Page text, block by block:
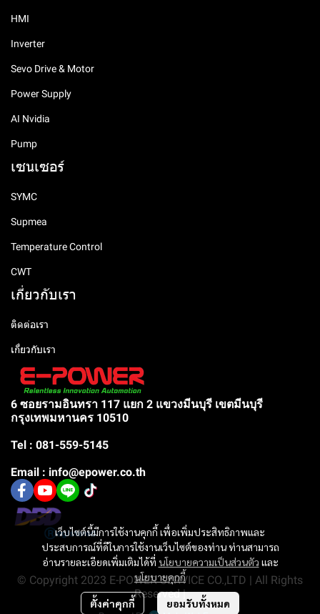
เว็บไซต์นี้มีการใช้งานคุกกี้ เพื่อเพิ่มประสิทธิภาพและ
ประสบการณ์ที่ดีในการใช้งานเว็บไซต์ของท่าน ท่านสามารถ
อ่านรายละเอียดเพิ่มเติมได้ที่ นโยบายความเป็นส่วนตัว และ
นโยบายคุกกี้
ตั้งค่าคุกกี้ ยอมรับทั้งหมด
HMI
Inverter
Sevo Drive & Motor
Power Supply
AI Nvidia
Pump
เซนเซอร์
SYMC
Supmea
Temperature Control
CWT
เกี่ยวกับเรา
ติดต่อเรา
เกี่ยวกับเรา
6 ซอยรามอินทรา 117 แยก 2 แขวงมีนบุรี เขตมีนบุรี
กรุงเทพมหานคร 10510
Tel : 081-559-5145
Email : info@epower.co.th
© Copyright 2023 E-POWER SERVICE CO.,LTD | All Rights
Reserved |